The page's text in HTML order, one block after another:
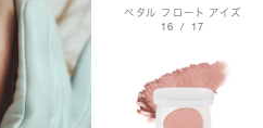
ペタル フロート アイズ
16 / 17